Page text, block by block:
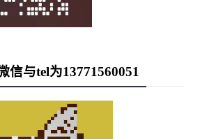
信与tel为13771560051